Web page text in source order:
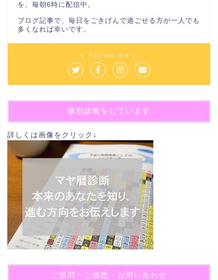
を、毎朝6時に配信中。
ブログ記事で、毎日をごきげんで過ごせる方が一人でも
多くなれば幸いです。
＼ Follow me ／
個別診断をしています
詳しくは画像をクリック↓
ご質問・ご感想・お問い合わせ